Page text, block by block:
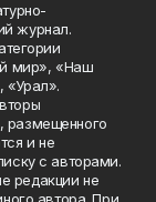
журнал.
мир», «Наш
«Урал».
размещенного
и не
с авторами.
редакции не